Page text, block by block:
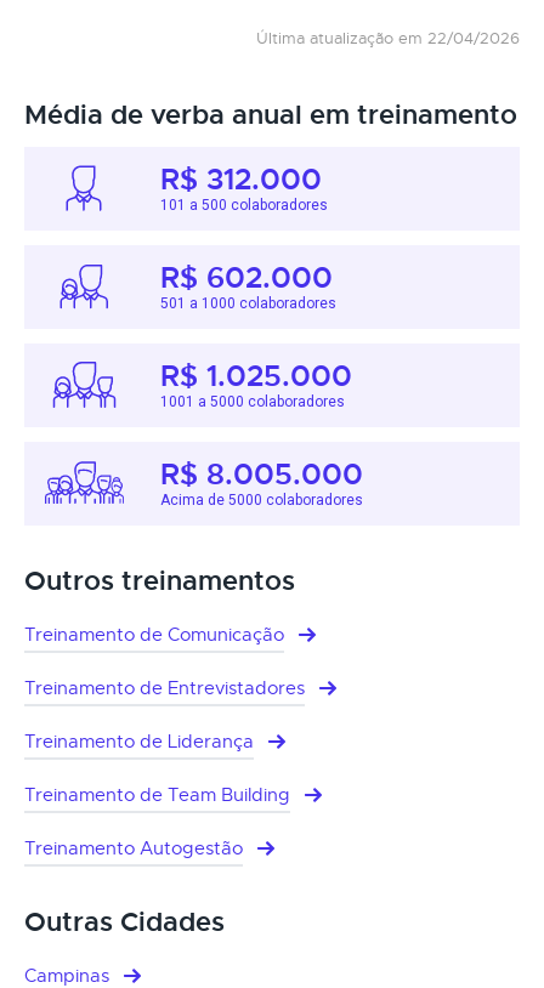
Última atualização em 22/04/2026
Média de verba anual em treinamento
R$ 312.000
101 a 500 colaboradores
R$ 602.000
501 a 1000 colaboradores
R$ 1.025.000
1001 a 5000 colaboradores
R$ 8.005.000
Acima de 5000 colaboradores
Outros treinamentos
Treinamento de Comunicação
Treinamento de Entrevistadores
Treinamento de Liderança
Treinamento de Team Building
Treinamento Autogestão
Outras Cidades
Campinas